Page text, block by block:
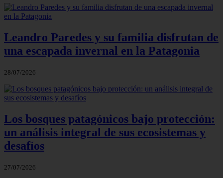
Leandro Paredes y su familia disfrutan de
una escapada invernal en la Patagonia
28/07/2026
Los bosques patagónicos bajo protección:
un análisis integral de sus ecosistemas y
desafíos
27/07/2026